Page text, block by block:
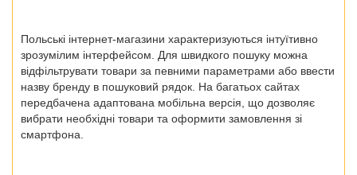
Польські інтернет-магазини характеризуються інтуїтивно
зрозумілим інтерфейсом. Для швидкого пошуку можна
відфільтрувати товари за певними параметрами або ввести
назву бренду в пошуковий рядок. На багатьох сайтах
передбачена адаптована мобільна версія, що дозволяє
вибрати необхідні товари та оформити замовлення зі
смартфона.